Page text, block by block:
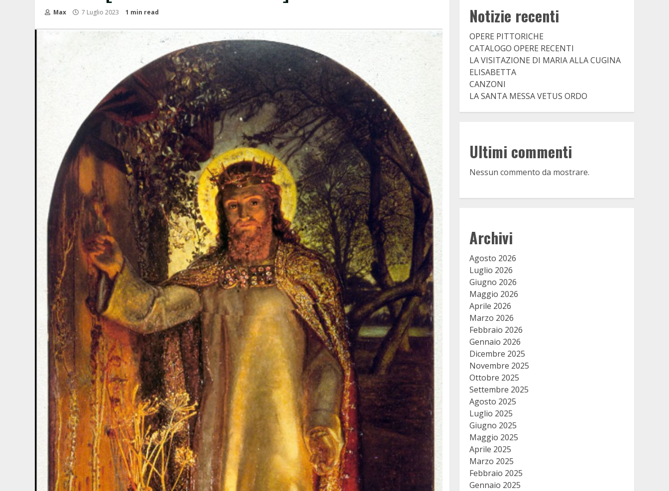
Max 7 Luglio 2023 1 min read Notizie recenti
OPERE PITTORICHE
CATALOGO OPERE RECENTI
LA VISITAZIONE DI MARIA ALLA CUGINA
ELISABETTA
CANZONI
LA SANTA MESSA VETUS ORDO
Ultimi commenti
Nessun commento da mostrare.
Archivi
Agosto 2026
Luglio 2026
Giugno 2026
Maggio 2026
Aprile 2026
Marzo 2026
Febbraio 2026
Gennaio 2026
Dicembre 2025
Novembre 2025
Ottobre 2025
Settembre 2025
Agosto 2025
Luglio 2025
Giugno 2025
Maggio 2025
Aprile 2025
Marzo 2025
Febbraio 2025
Gennaio 2025